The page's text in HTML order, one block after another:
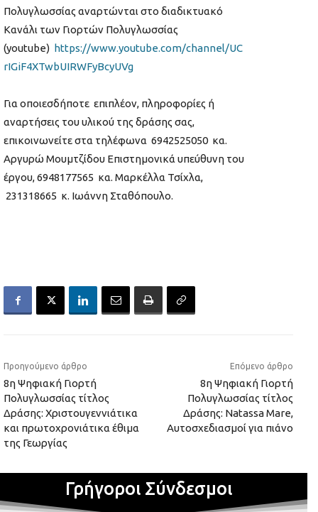
Πολυγλωσσίας αναρτώνται στο διαδικτυακό
Κανάλι των Γιορτών Πολυγλωσσίας
(youtube) https://www.youtube.com/channel/UC
rIGiF4XTwbUIRWFyBcyUVg
Για οποιεσδήποτε επιπλέον, πληροφορίες ή
αναρτήσεις του υλικού της δράσης σας,
επικοινωνείτε στα τηλέφωνα 6942525050 κα.
Αργυρώ Μουμτζίδου Επιστημονικά υπεύθυνη του
έργου, 6948177565 κα. Μαρκέλλα Τσίχλα,
231318665 κ. Ιωάννη Σταθόπουλο.
Προηγούμενο άρθρο
8η Ψηφιακή Γιορτή
Πολυγλωσσίας τίτλος
Δράσης: Χριστουγεννιάτικα
και πρωτοχρονιάτικα έθιμα
της Γεωργίας
Επόμενο άρθρο
8η Ψηφιακή Γιορτή
Πολυγλωσσίας τίτλος
Δράσης: Natassa Mare,
Αυτοσχεδιασμοί για πιάνο
Γρήγοροι Σύνδεσμοι